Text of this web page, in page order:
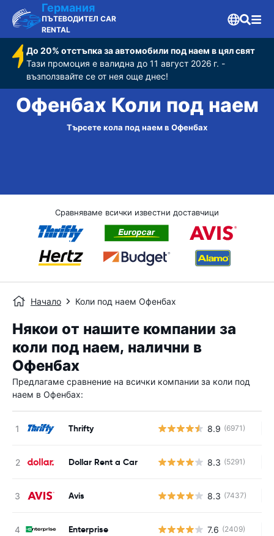
Германия
ПЪТЕВОДИТЕЛ CAR
RENTAL
До 20% отстъпка за автомобили под наем в цял свят
Тази промоция е валидна до 11 август 2026 г. -
възползвайте се от нея още днес!
Офенбах Коли под наем
Търсете кола под наем в Офенбах
Сравняваме всички известни доставчици
Начало Коли под наем Офенбах
Някои от нашите компании за
коли под наем, налични в
Офенбах
Предлагаме сравнение на всички компании за коли под
наем в Офенбах:
Thrifty 8.9 (6971)
Dollar Rent a Car 8.3 (5291)
Avis 8.3 (7437)
Enterprise 7.6 (2409)